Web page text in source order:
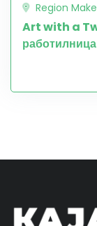
Region
Art with a